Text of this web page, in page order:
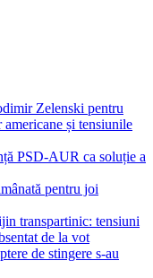
Zelenski pentru
și tensiunile
PSD-AUR ca soluție a
pentru joi
transpartinic: tensiuni
de la vot
de stingere s-au